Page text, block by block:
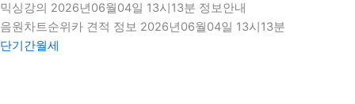
믹싱강의 2026년06월04일 13시13분 정보안내
음원차트순위카 견적 정보 2026년06월04일 13시13분
단기간월세